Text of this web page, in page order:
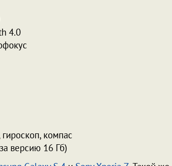
4.0
компас
версию 16 Гб)